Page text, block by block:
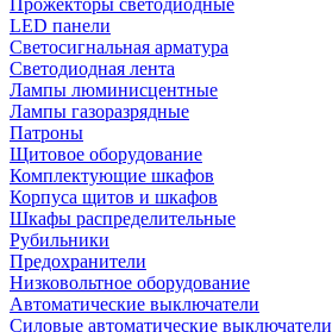
Прожекторы светодиодные
LED панели
Светосигнальная арматура
Светодиодная лента
Лампы люминисцентные
Лампы газоразрядные
Патроны
Щитовое оборудование
Комплектующие шкафов
Корпуса щитов и шкафов
Шкафы распределительные
Рубильники
Предохранители
Низковольтное оборудование
Автоматические выключатели
Силовые автоматические выключатели